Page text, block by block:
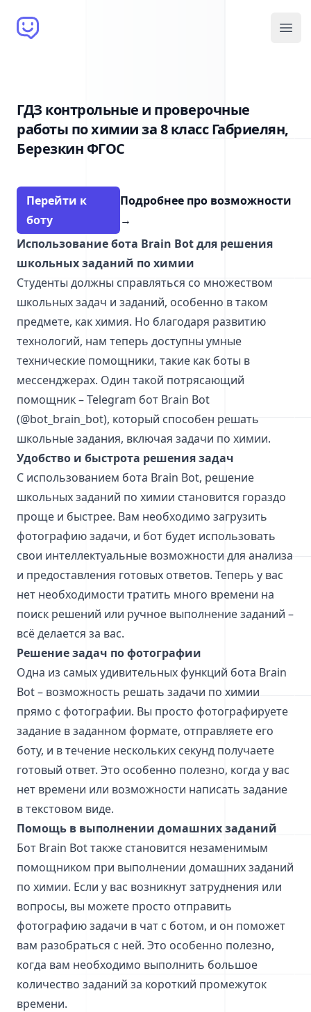
Brain Bot
ГДЗ контрольные и проверочные
работы по химии за 8 класс Габриелян,
Березкин ФГОС
Перейти к
боту
Подробнее про возможности
→
Использование бота Brain Bot для решения
школьных заданий по химии
Студенты должны справляться со множеством
школьных задач и заданий, особенно в таком
предмете, как химия. Но благодаря развитию
технологий, нам теперь доступны умные
технические помощники, такие как боты в
мессенджерах. Один такой потрясающий
помощник – Telegram бот Brain Bot
(@bot_brain_bot), который способен решать
школьные задания, включая задачи по химии.
Удобство и быстрота решения задач
С использованием бота Brain Bot, решение
школьных заданий по химии становится гораздо
проще и быстрее. Вам необходимо загрузить
фотографию задачи, и бот будет использовать
свои интеллектуальные возможности для анализа
и предоставления готовых ответов. Теперь у вас
нет необходимости тратить много времени на
поиск решений или ручное выполнение заданий –
всё делается за вас.
Решение задач по фотографии
Одна из самых удивительных функций бота Brain
Bot – возможность решать задачи по химии
прямо с фотографии. Вы просто фотографируете
задание в заданном формате, отправляете его
боту, и в течение нескольких секунд получаете
готовый ответ. Это особенно полезно, когда у вас
нет времени или возможности написать задание
в текстовом виде.
Помощь в выполнении домашних заданий
Бот Brain Bot также становится незаменимым
помощником при выполнении домашних заданий
по химии. Если у вас возникнут затруднения или
вопросы, вы можете просто отправить
фотографию задачи в чат с ботом, и он поможет
вам разобраться с ней. Это особенно полезно,
когда вам необходимо выполнить большое
количество заданий за короткий промежуток
времени.